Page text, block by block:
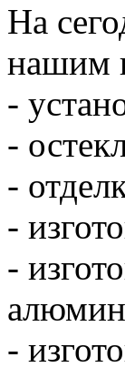
На
нашим
-
-
-
-
-
-